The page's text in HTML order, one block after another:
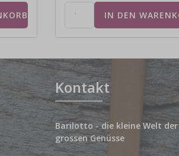
Kontakt
Barilotto - die kleine Welt der
grossen Genüsse